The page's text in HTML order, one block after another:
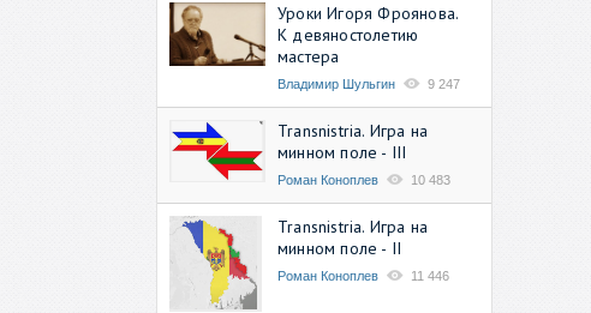
Уроки Игоря Фроянова.
К девяностолетию
мастера
Владимир Шульгин 9 247
Transnistria. Игра на
минном поле - III
Роман Коноплев 10 483
Transnistria. Игра на
минном поле - II
Роман Коноплев 11 446